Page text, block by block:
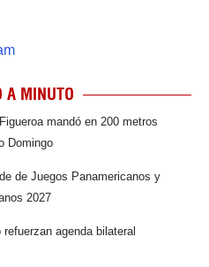
A MINUTO
mandó en 200 metros
Domingo
de Juegos Panamericanos y
2027
agenda bilateral